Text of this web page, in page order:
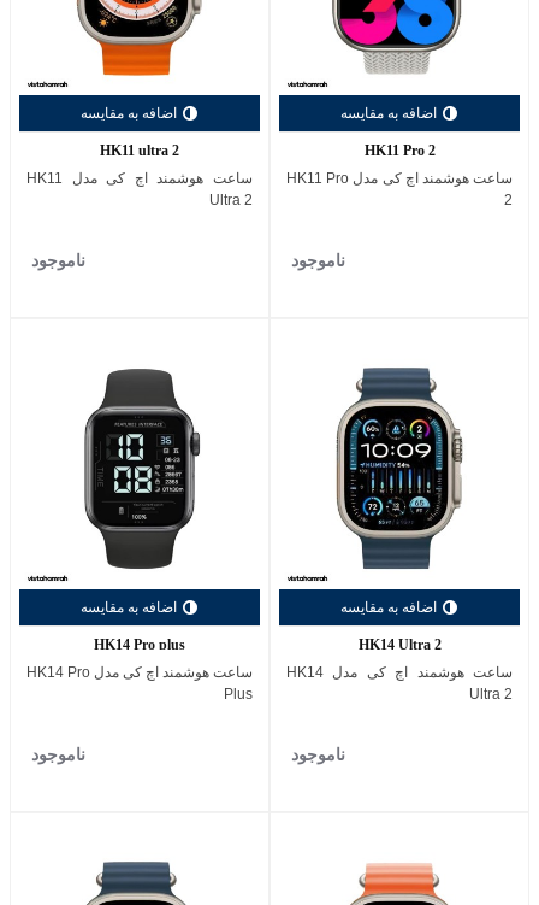
اضافه به مقایسه
HK11 Pro 2
ساعت هوشمند اچ کی مدل HK11 Pro
2
ناموجود
اضافه به مقایسه
HK11 ultra 2
ساعت هوشمند اچ کی مدل HK11
Ultra 2
ناموجود
اضافه به مقایسه
HK14 Ultra 2
ساعت هوشمند اچ کی مدل HK14
Ultra 2
ناموجود
اضافه به مقایسه
HK14 Pro plus
ساعت هوشمند اچ کی مدل HK14 Pro
Plus
ناموجود